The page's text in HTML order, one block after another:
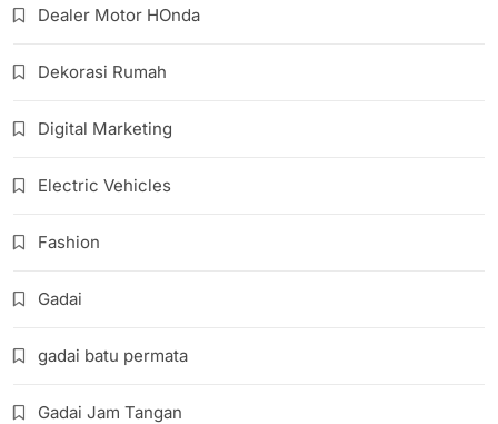
Dealer Motor HOnda
Dekorasi Rumah
Digital Marketing
Electric Vehicles
Fashion
Gadai
gadai batu permata
Gadai Jam Tangan